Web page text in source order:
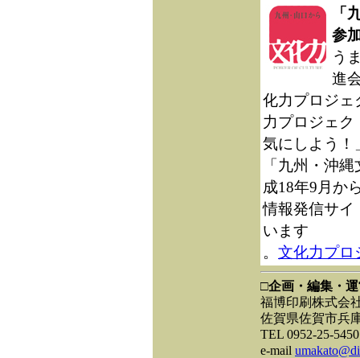
「
参
う
進
化力プロジェ
力プロジェク
気にしよう！
「九州・沖
成18年9月か
情報発信サイ
います
。 文化力プ
□企画・編集・
福博印刷株式会
佐賀県佐賀市兵
TEL 0952-25-
e-mail